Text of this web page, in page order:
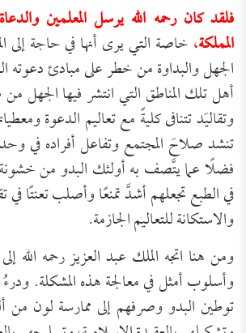
فلقد كان رحمه الله يرسل المعلمين
المملكة،خاصة التي يرى أنها في حاجة إلى
الجهل والبداوة من خطر على مبادئ دعوته
أهل تلك المناطق التي انتشر فيها الجهل
وتقاليَد تتنافى كليةً مع تعاليم الدعوة
تنشد صلاحَ المجتمع وتفاعل أفراده في
فضلًا عما يتَّصف به أولئك البدو من
في الطبع تجعلهم أشدَّ تمنعًا وأصلب تعنتًا في
والاستكانة للتعاليم الجازمة.
ومن هنا اتجه الملك عبد العزيز رحمه الله
وأسلوب أمثل في معالجة هذه المشكلة.
توطين البدو وصرفهم إلى ممارسة لون من